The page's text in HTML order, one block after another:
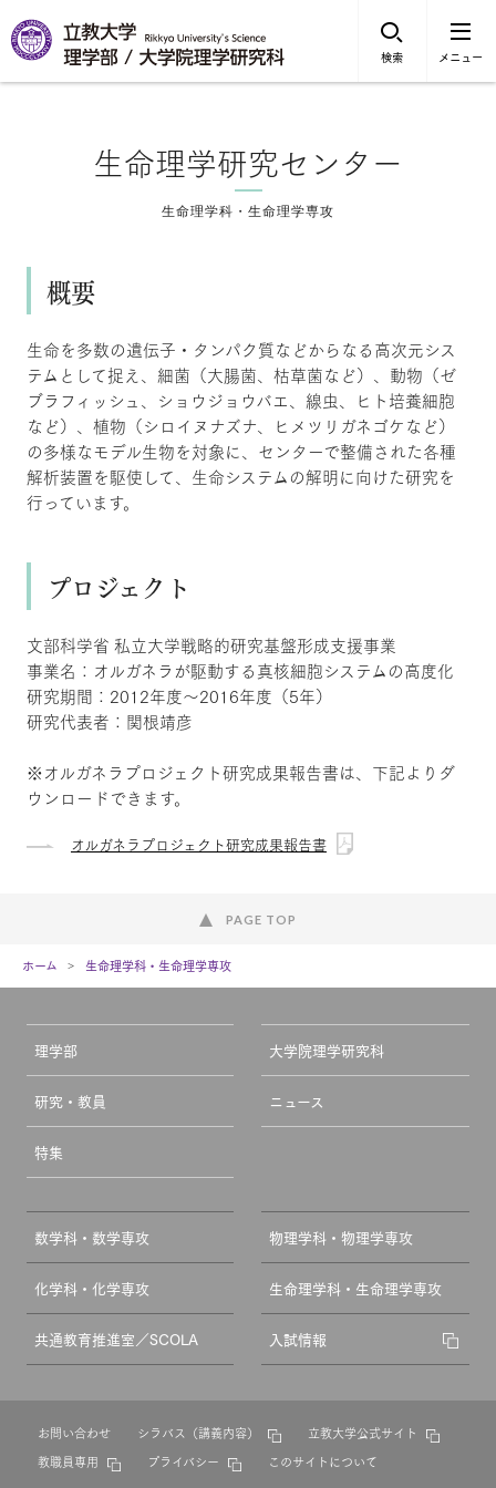
検索 メニュー
生命理学研究センター
生命理学科・生命理学専攻
概要
生命を多数の遺伝子・タンパク質などからなる高次元シス
テムとして捉え、細菌（大腸菌、枯草菌など）、動物（ゼ
ブラフィッシュ、ショウジョウバエ、線虫、ヒト培養細胞
など）、植物（シロイヌナズナ、ヒメツリガネゴケなど）
の多様なモデル生物を対象に、センターで整備された各種
解析装置を駆使して、生命システムの解明に向けた研究を
行っています。
プロジェクト
文部科学省 私立大学戦略的研究基盤形成支援事業
事業名：オルガネラが駆動する真核細胞システムの高度化
研究期間：2012年度～2016年度（5年）
研究代表者：関根靖彦
※オルガネラプロジェクト研究成果報告書は、下記よりダ
ウンロードできます。
オルガネラプロジェクト研究成果報告書
PAGE TOP
ホーム 生命理学科・生命理学専攻
理学部 大学院理学研究科
研究・教員 ニュース
特集
数学科・数学専攻 物理学科・物理学専攻
化学科・化学専攻 生命理学科・生命理学専攻
共通教育推進室／SCOLA 入試情報
お問い合わせ シラバス（講義内容）
立教大学公式サイト
教職員専用
プライバシー このサイトについて